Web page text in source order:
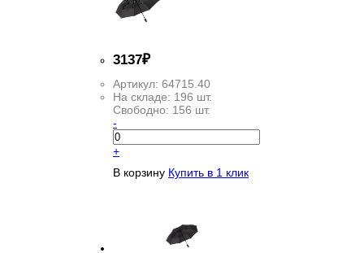
3137₽
Артикул: 64715.40
На складе: 196 шт.
Свободно: 156 шт.
-
+
В корзину Купить в 1 клик